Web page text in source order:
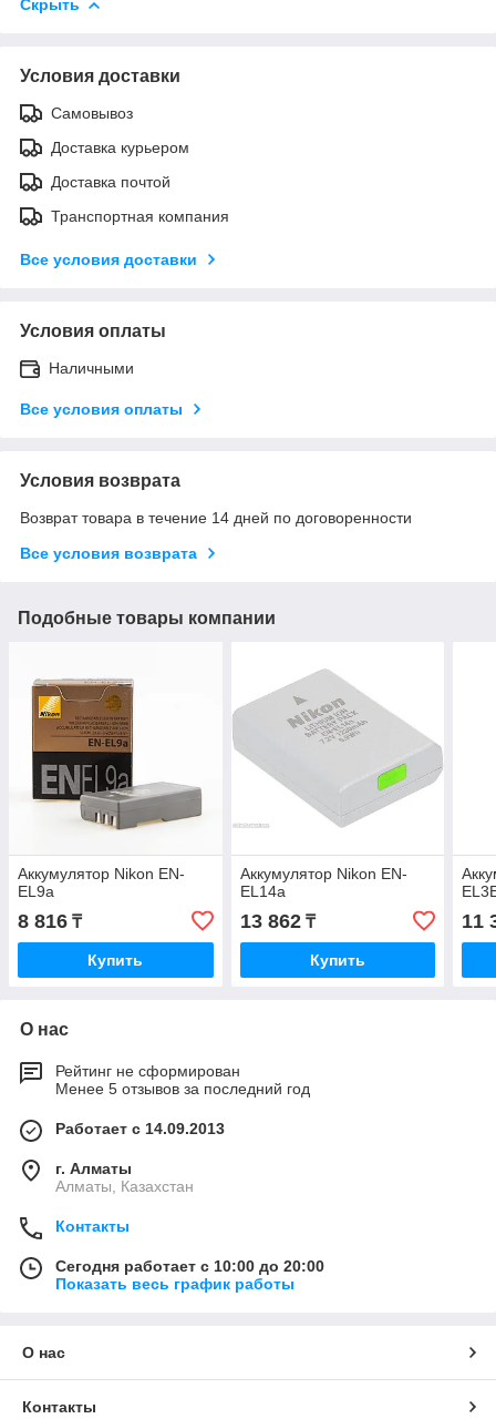
Скрыть
Условия доставки
Самовывоз
Доставка курьером
Доставка почтой
Транспортная компания
Все условия доставки
Условия оплаты
Наличными
Все условия оплаты
Условия возврата
Возврат товара в течение 14 дней по договоренности
Все условия возврата
Подобные товары компании
Аккумулятор Nikon EN-
EL9a
8 816 ₸
Купить
Аккумулятор Nikon EN-
EL14a
13 862₸
Купить
11
О нас
Рейтинг не сформирован
Менее 5 отзывов за последний год
Работает с 14.09.2013
г. Алматы
Алматы, Казахстан
Контакты
Сегодня работает с 10:00 до 20:00
Показать весь график работы
О нас
Контакты